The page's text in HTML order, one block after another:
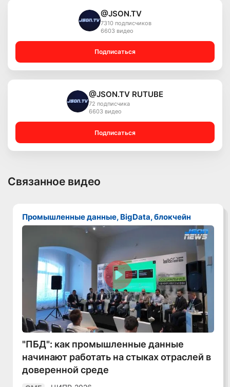
@JSON.TV
7310 подписчиков
6603 видео
Подписаться
@JSON.TV RUTUBE
72 подписчика
6603 видео
Подписаться
Связанное видео
Промышленные данные, BigData, блокчейн
Смотреть видео
"ПБД": как промышленные данные
начинают работать на стыках отраслей в
доверенной среде